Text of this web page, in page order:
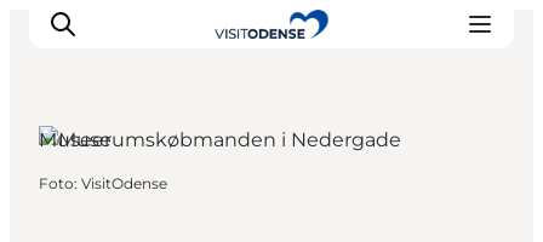
Museer
Foto: VisitOdense